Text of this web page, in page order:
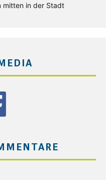
mitten in der Stadt